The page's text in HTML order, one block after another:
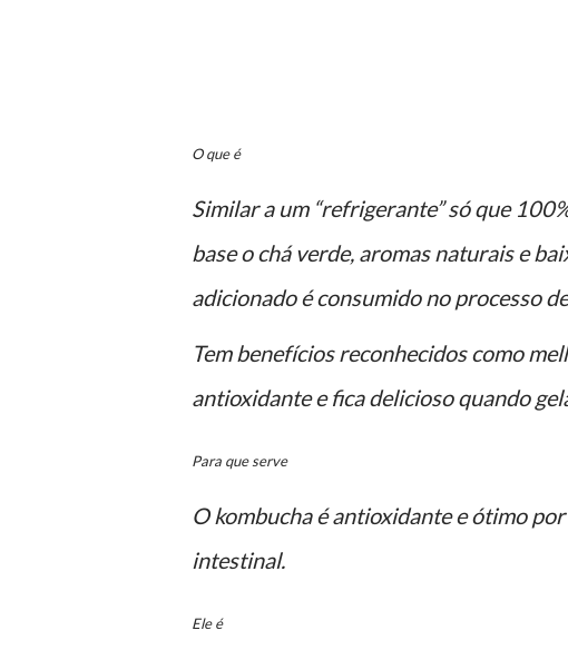
O que é
Similar a um “refrigerante” só que
base o chá verde, aromas naturais e
adicionado é consumido no processo
Tem benefícios reconhecidos como
antioxidante e fica delicioso quando
Para que serve
O kombucha é antioxidante e ótimo
intestinal.
Ele é